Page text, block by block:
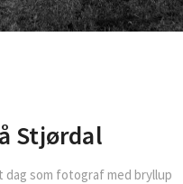
Stjørdal
som fotograf med bryllup